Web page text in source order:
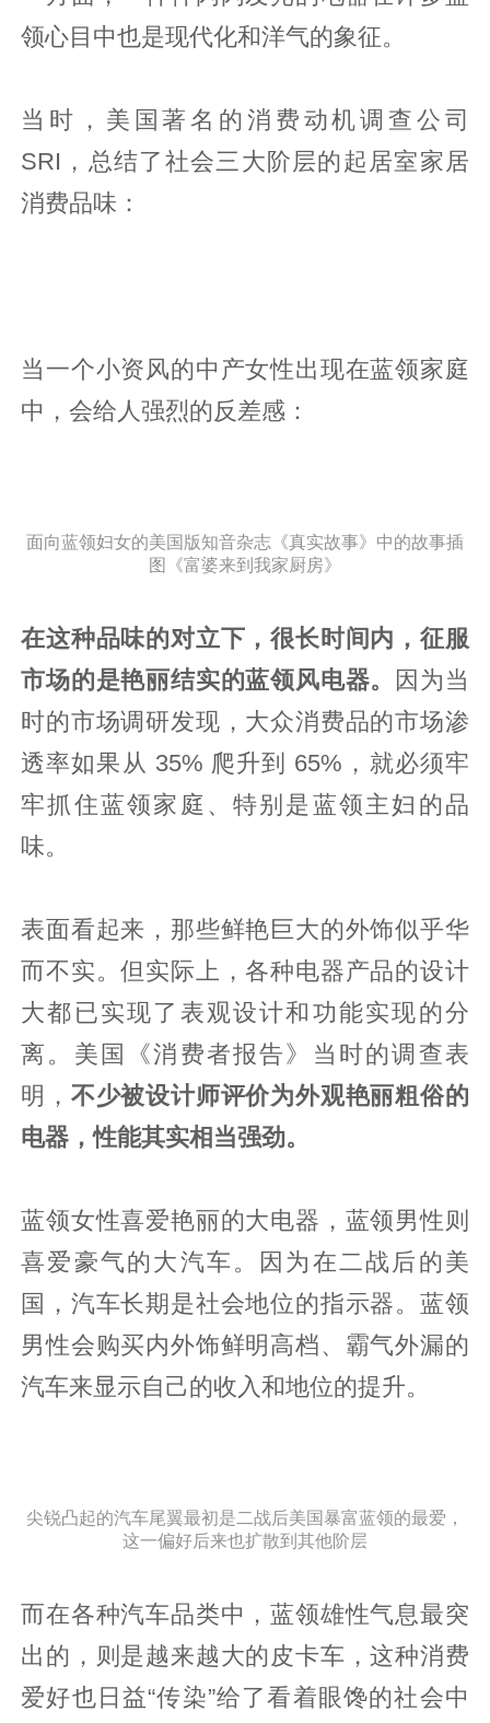
领心目中也是现代化和洋气的象征。
当时，美国著名的消费动机调查公司
SRI，总结了社会三大阶层的起居室家居
消费品味：
当一个小资风的中产女性出现在蓝领家庭
中，会给人强烈的反差感：
面向蓝领妇女的美国版知音杂志《真实故事》中的故事插
图《富婆来到我家厨房》
在这种品味的对立下，很长时间内，征服
市场的是艳丽结实的蓝领风电器。
因为当
时的市场调研发现，大众消费品的市场渗
透率如果从 35% 爬升到 65%，就必须牢
牢抓住蓝领家庭、特别是蓝领主妇的品
味。
表面看起来，那些鲜艳巨大的外饰似乎华
而不实。但实际上，各种电器产品的设计
大都已实现了表观设计和功能实现的分
离。美国《消费者报告》当时的调查表
明， 不少被设计师评价为外观艳丽粗俗的
电器，性能其实相当强劲。
蓝领女性喜爱艳丽的大电器，蓝领男性则
喜爱豪气的大汽车。因为在二战后的美
国，汽车长期是社会地位的指示器。蓝领
男性会购买内外饰鲜明高档、霸气外漏的
汽车来显示自己的收入和地位的提升。
尖锐凸起的汽车尾翼最初是二战后美国暴富蓝领的最爱，
这一偏好后来也扩散到其他阶层
而在各种汽车品类中，蓝领雄性气息最突
出的，则是越来越大的皮卡车，这种消费
爱好也日益“传染”给了看着眼馋的社会中